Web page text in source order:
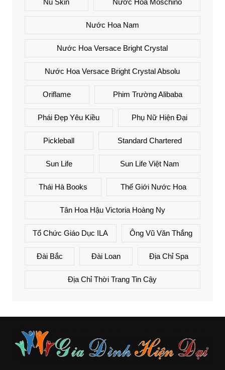
Nước Hoa Nam
Nước Hoa Versace Bright Crystal
Nước Hoa Versace Bright Crystal Absolu
Oriflame Phim Trường Alibaba
Phái Đẹp Yêu Kiều Phụ Nữ Hiện Đại
Pickleball Standard Chartered
Sun Life Sun Life Việt Nam
Thái Hà Books Thế Giới Nước Hoa
Tân Hoa Hậu Victoria Hoàng Ny
Tổ Chức Giáo Dục ILA Ông Vũ Văn Thắng
Đài Bắc Đài Loan Địa Chỉ Spa
Địa Chỉ Thời Trang Tin Cậy